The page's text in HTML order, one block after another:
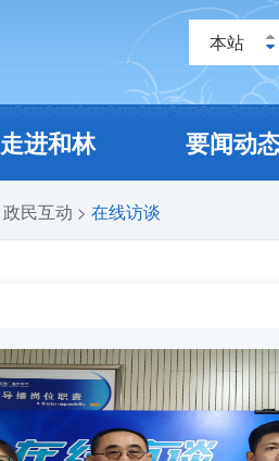
本站
走进和林 要闻动
政民互动 > 在线访谈